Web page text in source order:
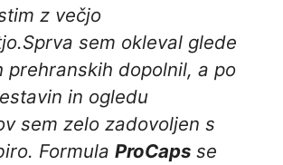
z večjo
sem okleval glede
prehranskih dopolnil, a po
in ogledu
sem zelo zadovoljen s
Formula ProCaps se